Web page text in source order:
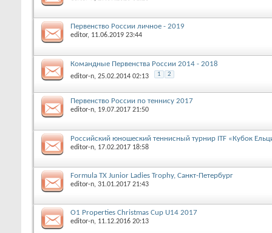
Первенство России личное - 2019
editor, 11.06.2019 23:44
Командные Первенства России 2014 - 2018
editor-n, 25.02.2014 02:13 1 2
Первенство России по теннису 2017
editor-n, 19.07.2017 21:50
Российский юношеский теннисный турнир ITF «Кубок
editor-n, 17.02.2017 18:58
Formula TX Junior Ladies Trophy, Санкт-Петербург
editor-n, 31.01.2017 21:43
O1 Properties Christmas Cup U14 2017
editor-n, 11.12.2016 20:13